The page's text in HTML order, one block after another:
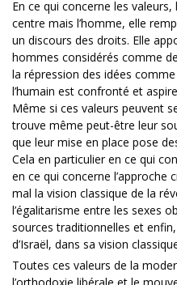
En ce qui concerne les
centre mais l’homme, elle
un discours des droits. Elle
hommes considérés comme
la répression des idées
l’humain est confronté et
Même si ces valeurs peuvent
trouve même peut-être leur
que leur mise en place pose
Cela en particulier en ce qui
en ce qui concerne l’approche
mal la vision classique de la
l’égalitarisme entre les sexes
sources traditionnelles et enfin,
d’Israël, dans sa vision
Toutes ces valeurs de la